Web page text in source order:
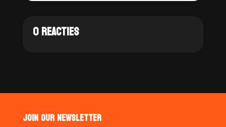
0 REACTIES
JOIN OUR NEWSLETTER